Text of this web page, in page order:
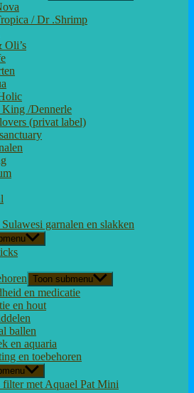
/ Dr .Shrimp
Oli’s
King /Dennerle
(privat label)
garnalen en slakken
Toon submenu
en medicatie
en hout
ballen
en aquaria
en toebehoren
filter met Aquael Pat Mini